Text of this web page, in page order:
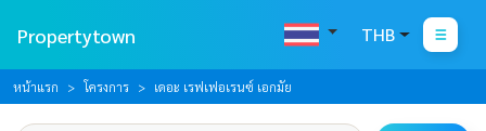
Propertytown THB
หน้าแรก โครงการ เดอะ เรฟเฟอเรนซ์ เอกมัย